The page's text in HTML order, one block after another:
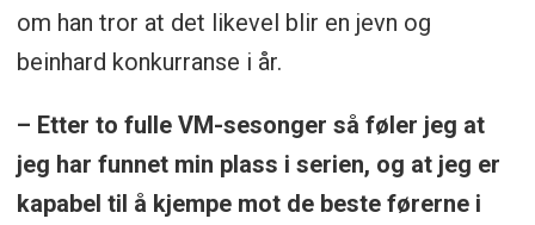
om han tror at det likevel blir en jevn og
beinhard konkurranse i år.
– Etter to fulle VM-sesonger så føler jeg at
jeg har funnet min plass i serien, og at jeg er
kapabel til å kjempe mot de beste førerne i